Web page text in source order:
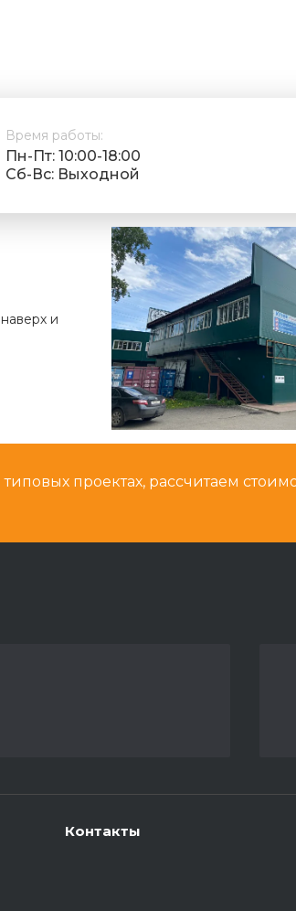
Время работы:
Пн-Пт: 10:00-18:00
Cб-Вс: Выходной
и
проектах, рассчитаем
Контакты